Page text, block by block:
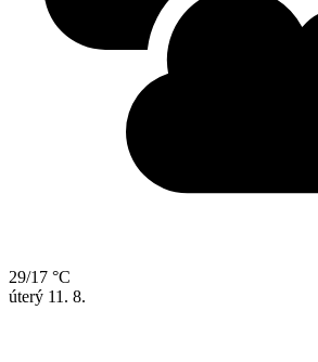
29/17 °C
úterý 11. 8.